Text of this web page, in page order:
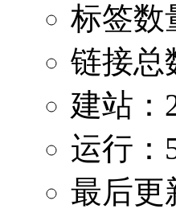
标签数
链接总
建站：
运行：
最后更